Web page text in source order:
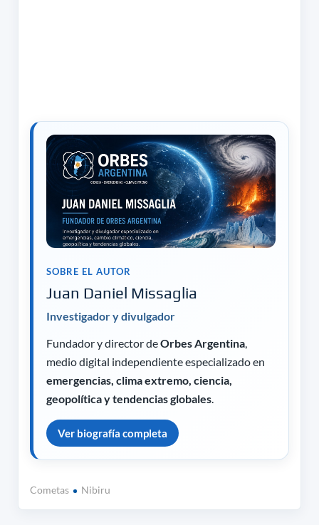
SOBRE EL AUTOR
Juan Daniel Missaglia
Investigador y divulgador
Fundador y director deOrbes Argentina,
medio digital independiente especializado en
emergencias, clima extremo, ciencia,
geopolítica y tendencias globales.
Ver biografía completa
Cometas Nibiru